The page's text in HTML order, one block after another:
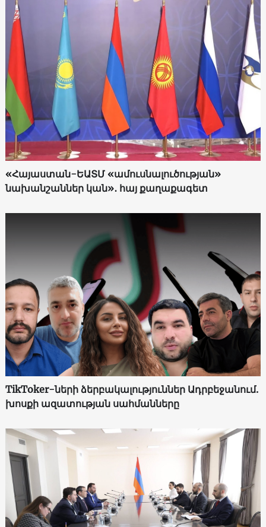
«Հայաստան-ԵԱՏՄ «ամուսնալուծության»
նախանշաններ կան»․ հայ քաղաքագետ
TikToker-ների ձերբակալություններ Ադրբեջանում.
խոսքի ազատության սահմանները